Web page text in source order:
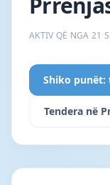
AKTIV QË NGA 21
Shiko punët:
Tendera në